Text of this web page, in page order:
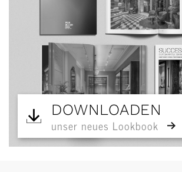
DOWNLOADEN
unser neues Lookbook